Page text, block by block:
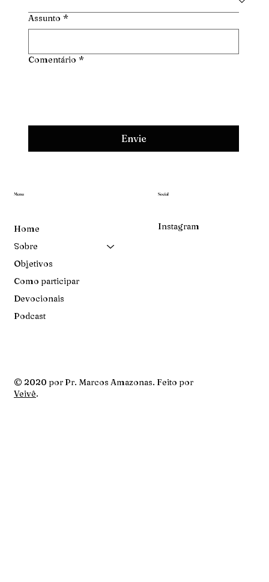
Menu
Home
Sobre
Objetivos
Como participar
Devocionais
Podcast
Social
Instagram
Assunto *
Comentário *
Envie
© 2020 por Pr. Marcos Amazonas. Feito por
Veivê.